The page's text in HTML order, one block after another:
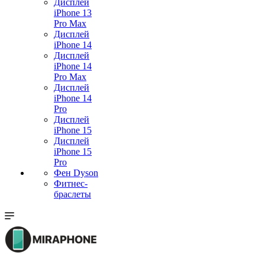
Дисплей
iPhone 13
Pro Max
Дисплей
iPhone 14
Дисплей
iPhone 14
Pro Max
Дисплей
iPhone 14
Pro
Дисплей
iPhone 15
Дисплей
iPhone 15
Pro
Фен Dyson
Фитнес-
браслеты